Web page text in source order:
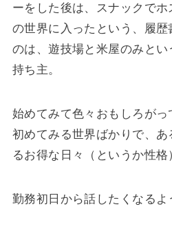
ーをした後は、スナックで
の世界に入ったという、履
のは、遊技場と米屋のみと
持ち主。
始めてみて色々おもしろがっ
初めてみる世界ばかりで、
るお得な日々（というか性格
勤務初日から話したくなるよ